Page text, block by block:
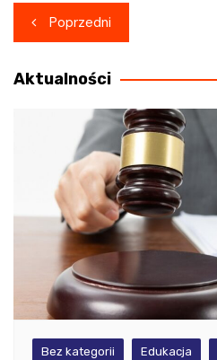
Nawigacja
wpisu
Poprzedni
Aktualności
Bez kategorii Edukacja